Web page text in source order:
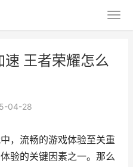
王者荣耀怎么
04-28
，流畅的游戏体验至关重
验的关键因素之一。那么